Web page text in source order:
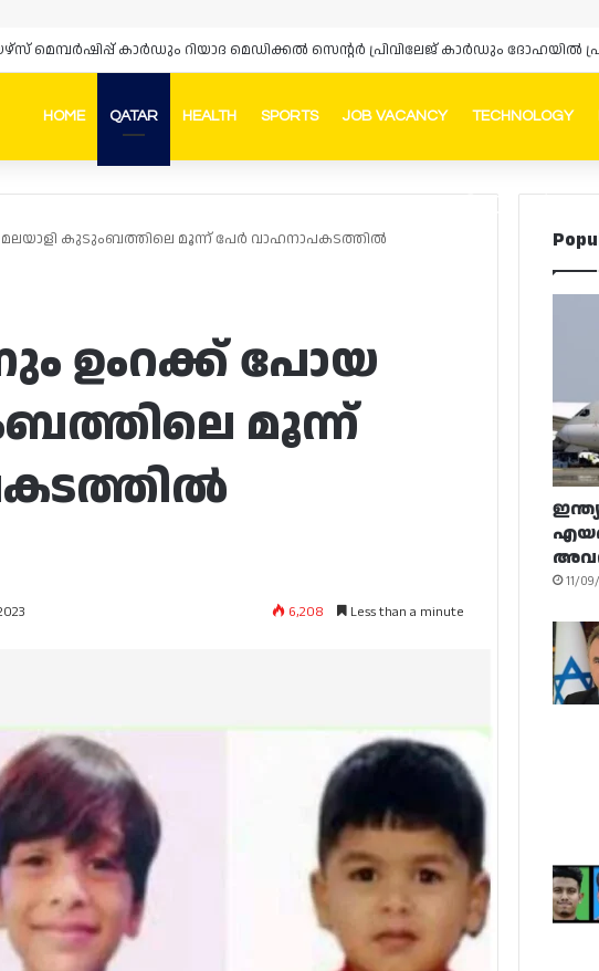
മെമ്പർഷിപ്പ് കാർഡും റിയാദ മെഡിക്കൽ സെന്റർ പ്രിവിലേജ് കാർഡും
HOME QATAR HEALTH SPORTS JOB VACANCY TECHNOLOGY
FacebookInstagram
മലയാളി കുടുംബത്തിലെ മൂന്ന് പേർ വാഹനാപകടത്തിൽ
ഉംറക്ക് പോയ
മൂന്ന്
6,208 Less than a minute
11/